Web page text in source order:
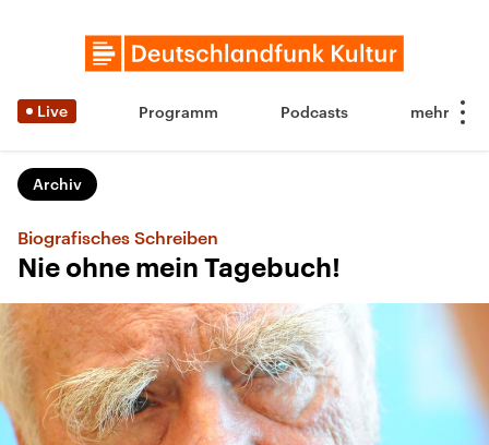
Live Programm Podcasts
Archiv
Biografisches Schreiben
Nie ohne mein Tagebuch!